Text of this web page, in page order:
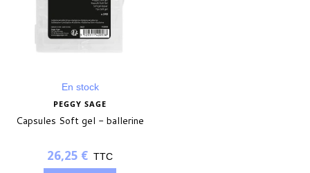
En stock
PEGGY SAGE
Capsules Soft gel - ballerine
26,25 € TTC